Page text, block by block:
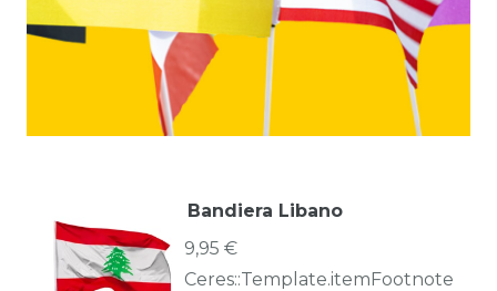
Bandiera Libano
9,95 €
Ceres::Template.itemFootnote